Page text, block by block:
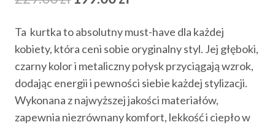
wynosiła:
229.00 zł.
wynosi:
199.00 zł.
Ta kurtka to absolutny must-have dla każdej
kobiety, która ceni sobie oryginalny styl. Jej głęboki,
czarny kolor i metaliczny połysk przyciągają wzrok,
dodając energii i pewności siebie każdej stylizacji.
Wykonana z najwyższej jakości materiałów,
zapewnia niezrównany komfort, lekkość i ciepło w